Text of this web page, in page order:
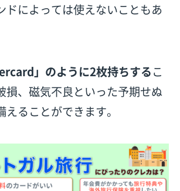
ドによっては使えないこともあ
」のように2枚持ちするこ
損、磁気不良といった予期せぬ
えることができます。